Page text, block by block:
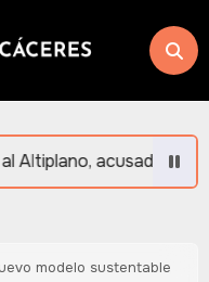
destrucción de
modelo sustentable